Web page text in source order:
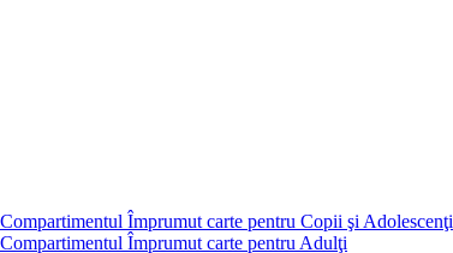
Împrumut carte pentru Copii şi Adolescenţi
Împrumut carte pentru Adulţi